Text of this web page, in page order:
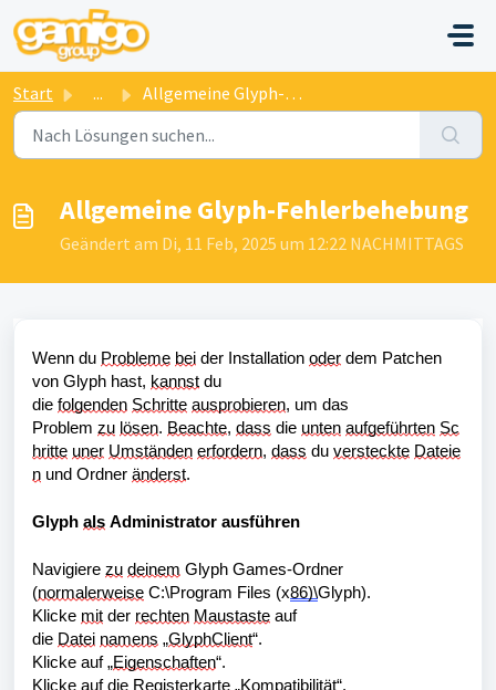
Zum hauptsächlichen Inhalt gehen
Start ... Allgemeine Glyph-Fehlerbehebung
Allgemeine Glyph-Fehlerbehebung
Geändert am Di, 11 Feb, 2025 um 12:22 NACHMITTAGS
Wenn du Probleme bei der Installation oder dem Patchen
von Glyph hast, kannst du
die folgenden Schritte ausprobieren, um das
Problem zu lösen. Beachte, dass die unten aufgeführten Sc
hritte uner Umständen erfordern, dass du versteckte Dateie
n und Ordner änderst.
Glyph als Administrator ausführen
Navigiere zu deinem Glyph Games-Ordner
(normalerweise C:\Program Files (x86)\Glyph).
Klicke mit der rechten Maustaste auf
die Datei namens „GlyphClient“.
Klicke auf „Eigenschaften“.
Klicke auf die Registerkarte „Kompatibilität“.